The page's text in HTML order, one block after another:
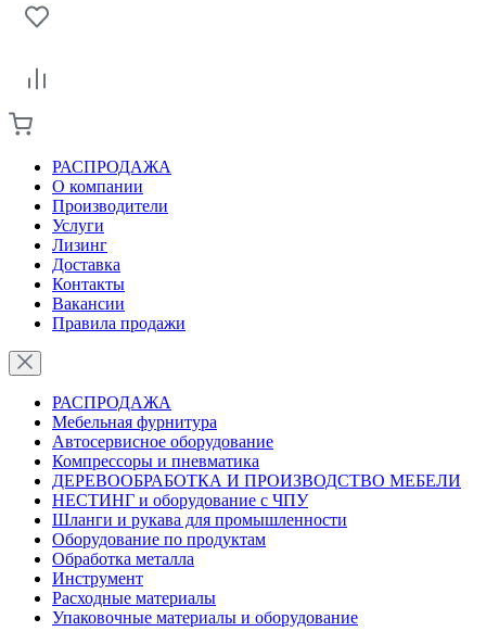
РАСПРОДАЖА
О компании
Производители
Услуги
Лизинг
Доставка
Контакты
Вакансии
Правила продажи
РАСПРОДАЖА
Мебельная фурнитура
Автосервисное оборудование
Компрессоры и пневматика
ДЕРЕВООБРАБОТКА И ПРОИЗВОДСТВО МЕБЕЛИ
НЕСТИНГ и оборудование с ЧПУ
Шланги и рукава для промышленности
Оборудование по продуктам
Обработка металла
Инструмент
Расходные материалы
Упаковочные материалы и оборудование